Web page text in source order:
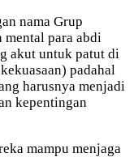
nama Grup
mental para abdi
akut untuk patut di
padahal
harusnya menjadi
kepentingan
mampu menjaga